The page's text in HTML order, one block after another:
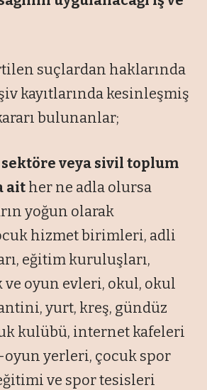
suçlardan haklarında
kayıtlarında kesinleşmiş
bulunanlar;
veya sivil toplum
ait her ne adla olursa
yoğun olarak
hizmet birimleri, adli
eğitim kuruluşları,
oyun evleri, okul, okul
yurt, kreş, gündüz
kulübü, internet kafeleri
oyun yerleri, çocuk spor
ve spor tesisleri